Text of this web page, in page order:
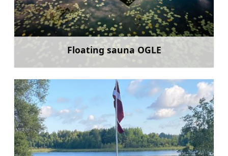
Floating sauna OGLE
Uzzināt vairāk